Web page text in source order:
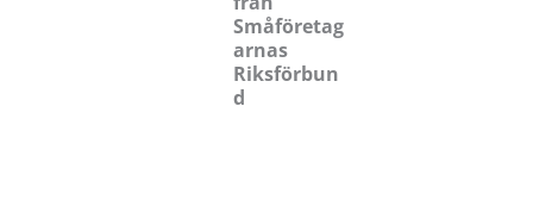
Småföretag
arnas
Riksförbun
d